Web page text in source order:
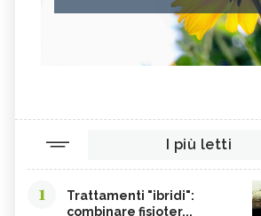
I più letti
1
Trattamenti "ibridi":
combinare fisioter...